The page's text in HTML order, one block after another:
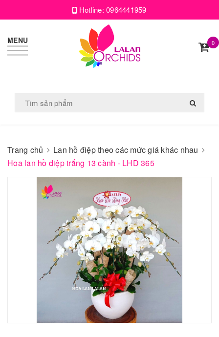
Hotline:0964441959
MENU 0
Trang chủ
Lan hồ điệp theo các mức giá khác nhau
Hoa lan hồ điệp trắng 13 cành - LHD 365